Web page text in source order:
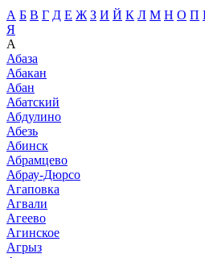
А Б В Г Д Е Ж З И Й К Л М Н О П
Я
А
Абаза
Абакан
Абан
Абатский
Абдулино
Абезь
Абинск
Абрамцево
Абрау-Дюрсо
Агаповка
Агвали
Агеево
Агинское
Агрыз